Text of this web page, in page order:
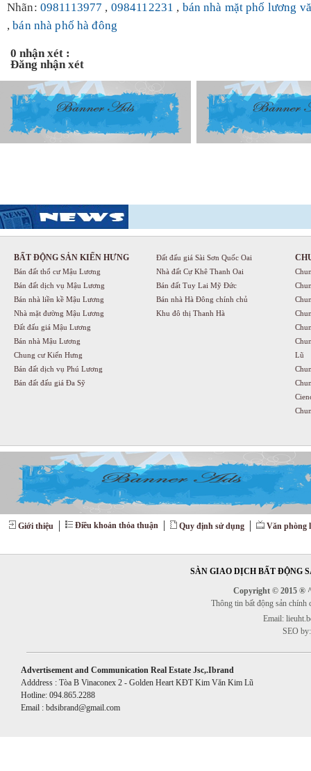
Nhãn: 0981113977 , 0984112231 , bán nhà mặt phố lương
,bán nhà phố hà đông
0 nhận xét :
Đăng nhận xét
BẤT ĐỘNG SẢN KIẾN HƯNG
Bán đất thổ cư Mậu Lương
Bán đất dịch vụ Mậu Lương
Bán nhà liền kề Mậu Lương
Nhà mặt đường Mậu Lương
Đất đấu giá Mậu Lương
Bán nhà Mậu Lương
Chung cư Kiến Hưng
Bán đất dịch vụ Phú Lương
Bán đất đấu giá Đa Sỹ
Đất đấu giá Sài Sơn Quốc Oai
Nhà đất Cự Khê Thanh Oai
Bán đất Tuy Lai Mỹ Đức
Bán nhà Hà Đông chính chủ
Khu đô thị Thanh Hà
Lũ
Giới thiệu Điều khoản thỏa thuận Quy định sử dụng Văn phòng
SÀN GIAO DỊCH BẤT ĐỘNG
Copyright © 2015 ®
Thông tin bất động sản
Email:
SEO
Advertisement and Communication Real Estate Jsc,.Ibrand
Adddress : Tòa B Vinaconex 2 - Golden Heart KĐT Kim Văn Kim Lũ
Hotline: 094.865.2288
Email : bdsibrand@gmail.com